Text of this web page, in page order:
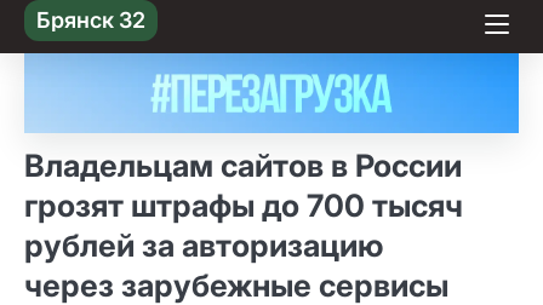
Skip
to content
Брянск 32
Владельцам сайтов в России
грозят штрафы до 700 тысяч
рублей за авторизацию
через зарубежные сервисы